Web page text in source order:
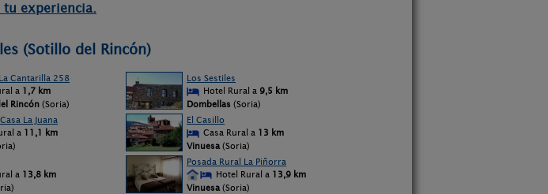
tu experiencia.
(Sotillo del Rincón)
Cantarilla 258
a 1,7 km
Rincón (Soria)
Los Sestiles
Hotel Rural a 9,5 km
Dombellas (Soria)
La Juana
a 11,1 km
El Casillo
Casa Rural a 13 km
Vinuesa (Soria)
a 13,8 km
Posada Rural La Piñorra
Hotel Rural a 13,9 km
Vinuesa (Soria)